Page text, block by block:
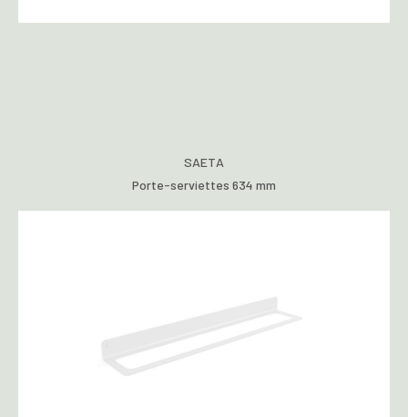
SAETA
Porte-serviettes 634 mm